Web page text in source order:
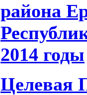
района
2014 годы
Целевая